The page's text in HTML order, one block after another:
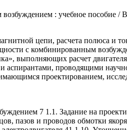
: учебное пособие
цепи, расчета полюса и
с комбинированным
выполняющих расчет
проводящими
проектированием,
7 1.1. Задание на
пазов и проводов обмотки